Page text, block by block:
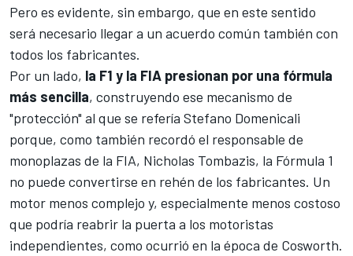
Pero es evidente, sin embargo, que en este sentido
será necesario llegar a un acuerdo común también con
todos los fabricantes.
Por un lado, la F1 y la FIA presionan por una fórmula
más sencilla, construyendo ese mecanismo de
"protección" al que se refería Stefano Domenicali
porque, como también recordó el responsable de
monoplazas de la FIA, Nicholas Tombazis, la Fórmula 1
no puede convertirse en rehén de los fabricantes. Un
motor menos complejo y, especialmente menos costoso
que podría reabrir la puerta a los motoristas
independientes, como ocurrió en la época de Cosworth.